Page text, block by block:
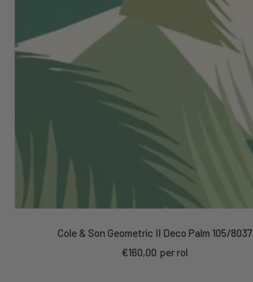
Cole & Son Geometric II Deco Palm 105/8037
Kortings
€160,00 per rol